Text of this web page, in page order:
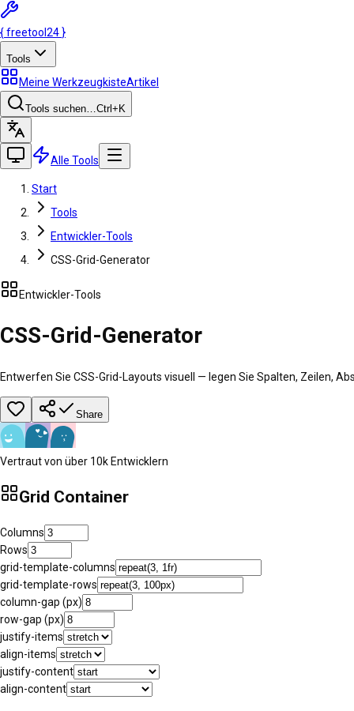
{freetool 24 }
Tools
Meine WerkzeugkisteArtikel
Tools suchen…Ctrl +K
Alle Tools
Start
Tools
Entwickler-Tools
CSS-Grid-Generator
Entwickler-Tools
CSS-Grid-Generator
Entwerfen Sie CSS-Grid-Layouts visuell — legen Sie Spalten, Zeilen,
Share
Vertraut von über 10k Entwicklern
Grid Container
Columns
Rows
grid-template-columns
grid-template-rows
column-gap (px)
row-gap (px)
justify-items
align-items
justify-content
align-content